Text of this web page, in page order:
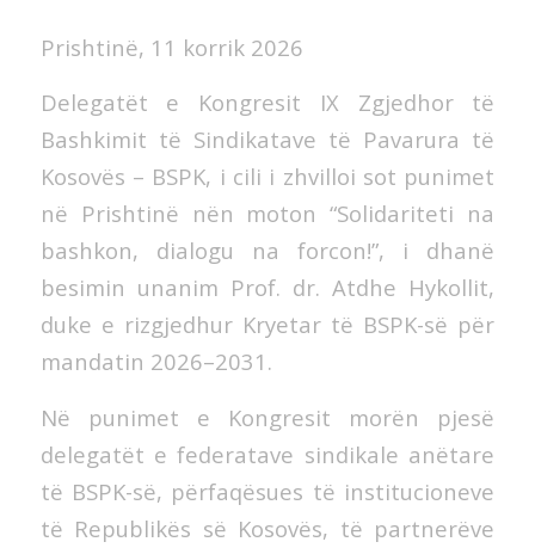
Prishtinë, 11 korrik 2026
Delegatët e Kongresit IX Zgjedhor të
Bashkimit të Sindikatave të Pavarura të
Kosovës – BSPK, i cili i zhvilloi sot punimet
në Prishtinë nën moton “Solidariteti na
bashkon, dialogu na forcon!”, i dhanë
besimin unanim Prof. dr. Atdhe Hykollit,
duke e rizgjedhur Kryetar të BSPK-së për
mandatin 2026–2031.
Në punimet e Kongresit morën pjesë
delegatët e federatave sindikale anëtare
të BSPK-së, përfaqësues të institucioneve
të Republikës së Kosovës, të partnerëve